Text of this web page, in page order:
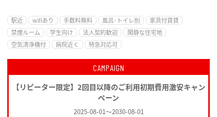
駅近 wifiあり 手数料無料 風呂･トイレ別
家具付賃貸
禁煙ルーム
学生向け 法人契約歓迎
閑静な住宅地
空気清浄機付
病院近く 特急対応可
CAMPAIGN
【リピーター限定】2回目以降のご利用初期費用激安キャン
ペーン
2025-08-01～2030-08-01